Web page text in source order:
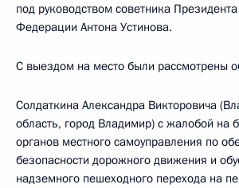
под руководством советника
Федерации Антона Устинова.
С выездом на место были рассмотрены
Солдаткина Александра Викторовича
область, город Владимир) с жалобой на
органов местного самоуправления по
безопасности дорожного движения и
надземного пешеходного перехода на